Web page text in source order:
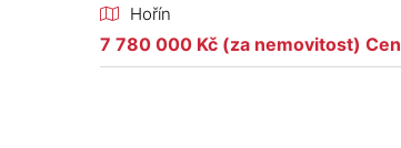
Hořín
7 780 000 Kč (za nemovitost)